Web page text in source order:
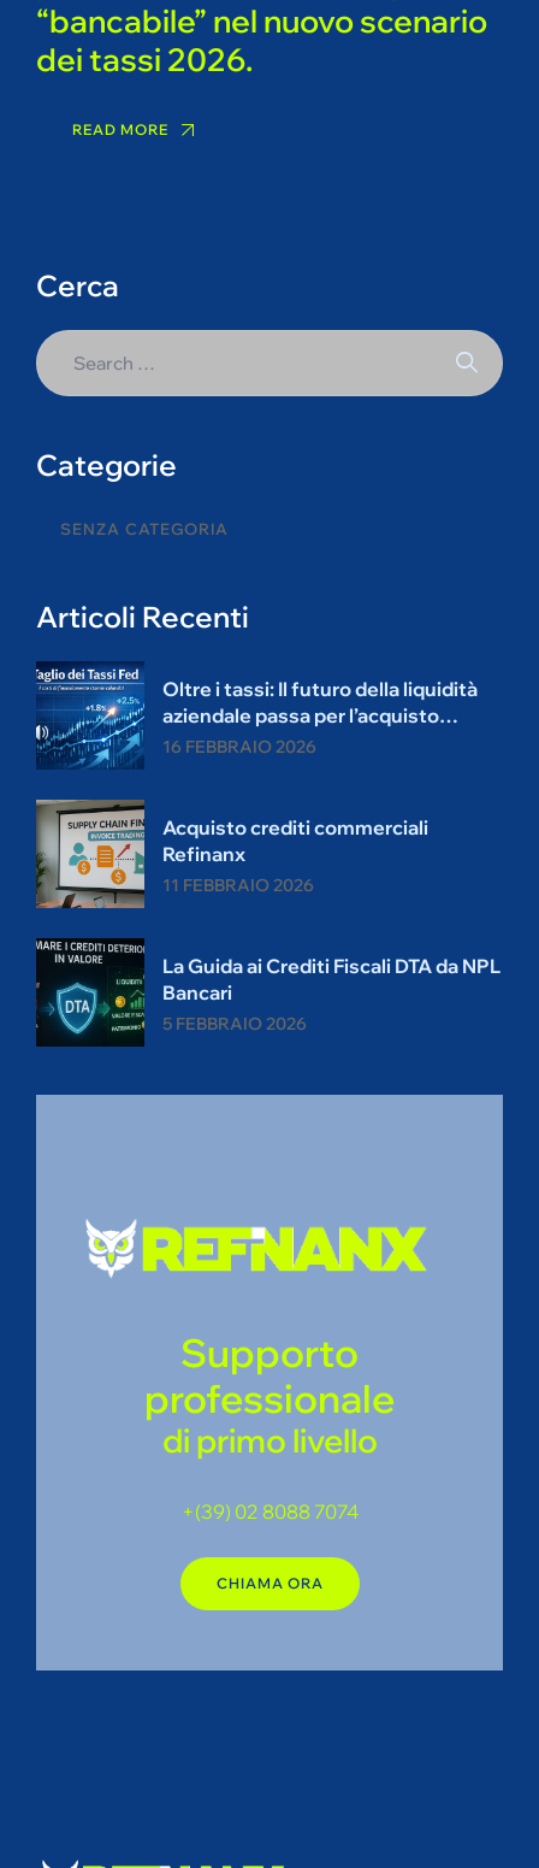
“bancabile” nel nuovo scenario
dei tassi 2026.
READ MORE
Cerca
Categorie
SENZA CATEGORIA
Articoli Recenti
Oltre i tassi: Il futuro della liquidità
aziendale passa per l’acquisto
crediti.
16 FEBBRAIO 2026
Acquisto crediti commerciali
Refinanx
11 FEBBRAIO 2026
La Guida ai Crediti Fiscali DTA da NPL
Bancari
5 FEBBRAIO 2026
Supporto
professionale
di primo livello
+(39) 02 8088 7074
CHIAMA ORA